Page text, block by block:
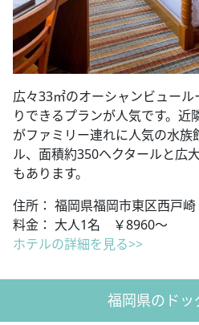
広々33㎡のオーシャンビュー
りできるプランが人気です。
がファミリー連れに人気の水族
ル、面積約350ヘクタールと広
もあります。
住所： 福岡県福岡市東区西戸崎
料金： 大人1名 ￥8960～
ホテルの詳細を見る>>
福岡県のドッ